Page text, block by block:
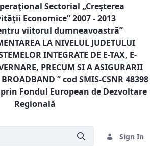
Sectorial „Creşterea
Economice” 2007 - 2013
viitorul dumneavoastră”
LA NIVELUL JUDETULUI
INTEGRATE DE E-TAX, E-
PRECUM SI A ASIGURARII
” cod SMIS-CSNR 48398
Fondul European de Dezvoltare
Regională
Sign In